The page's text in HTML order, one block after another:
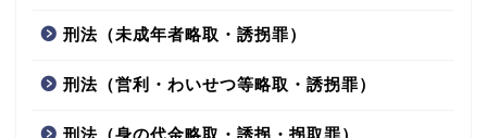
刑法（未成年者略取・誘拐罪）
刑法（営利・わいせつ等略取・誘拐罪）
刑法（身の代金略取・誘拐・拐取罪）